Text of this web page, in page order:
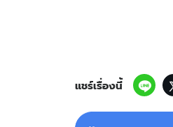
แชร์เรื่องนี้